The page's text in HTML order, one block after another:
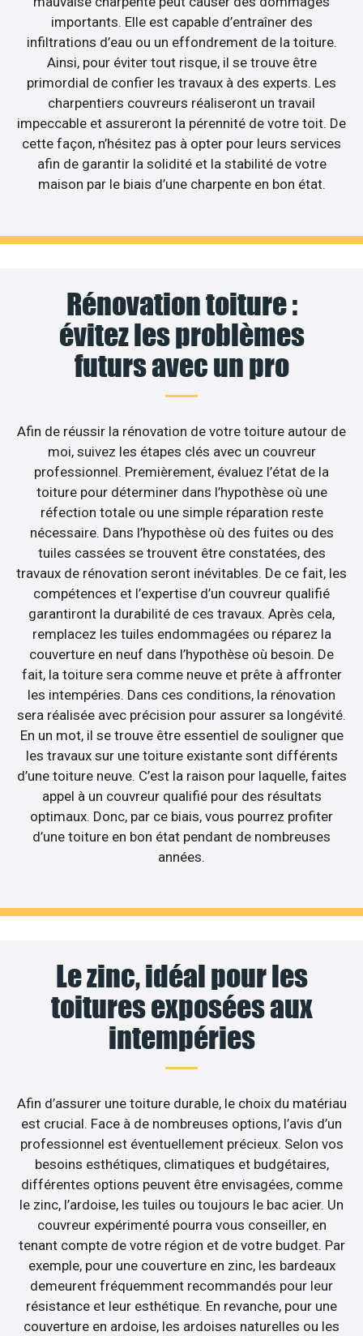
importants. Elle est capable d’entraîner des
infiltrations d’eau ou un effondrement de la toiture.
Ainsi, pour éviter tout risque, il se trouve être
primordial de confier les travaux à des experts. Les
charpentiers couvreurs réaliseront un travail
impeccable et assureront la pérennité de votre toit. De
cette façon, n’hésitez pas à opter pour leurs services
afin de garantir la solidité et la stabilité de votre
maison par le biais d’une charpente en bon état.
Rénovation toiture :
évitez les problèmes
futurs avec un pro
Afin de réussir la rénovation de votre toiture autour de
moi, suivez les étapes clés avec un couvreur
professionnel. Premièrement, évaluez l’état de la
toiture pour déterminer dans l’hypothèse où une
réfection totale ou une simple réparation reste
nécessaire. Dans l’hypothèse où des fuites ou des
tuiles cassées se trouvent être constatées, des
travaux de rénovation seront inévitables. De ce fait, les
compétences et l’expertise d’un couvreur qualifié
garantiront la durabilité de ces travaux. Après cela,
remplacez les tuiles endommagées ou réparez la
couverture en neuf dans l’hypothèse où besoin. De
fait, la toiture sera comme neuve et prête à affronter
les intempéries. Dans ces conditions, la rénovation
sera réalisée avec précision pour assurer sa longévité.
En un mot, il se trouve être essentiel de souligner que
les travaux sur une toiture existante sont différents
d’une toiture neuve. C’est la raison pour laquelle, faites
appel à un couvreur qualifié pour des résultats
optimaux. Donc, par ce biais, vous pourrez profiter
d’une toiture en bon état pendant de nombreuses
années.
Le zinc, idéal pour les
toitures exposées aux
intempéries
Afin d’assurer une toiture durable, le choix du matériau
est crucial. Face à de nombreuses options, l’avis d’un
professionnel est éventuellement précieux. Selon vos
besoins esthétiques, climatiques et budgétaires,
différentes options peuvent être envisagées, comme
le zinc, l’ardoise, les tuiles ou toujours le bac acier. Un
couvreur expérimenté pourra vous conseiller, en
tenant compte de votre région et de votre budget. Par
exemple, pour une couverture en zinc, les bardeaux
demeurent fréquemment recommandés pour leur
résistance et leur esthétique. En revanche, pour une
couverture en ardoise, les ardoises naturelles ou les